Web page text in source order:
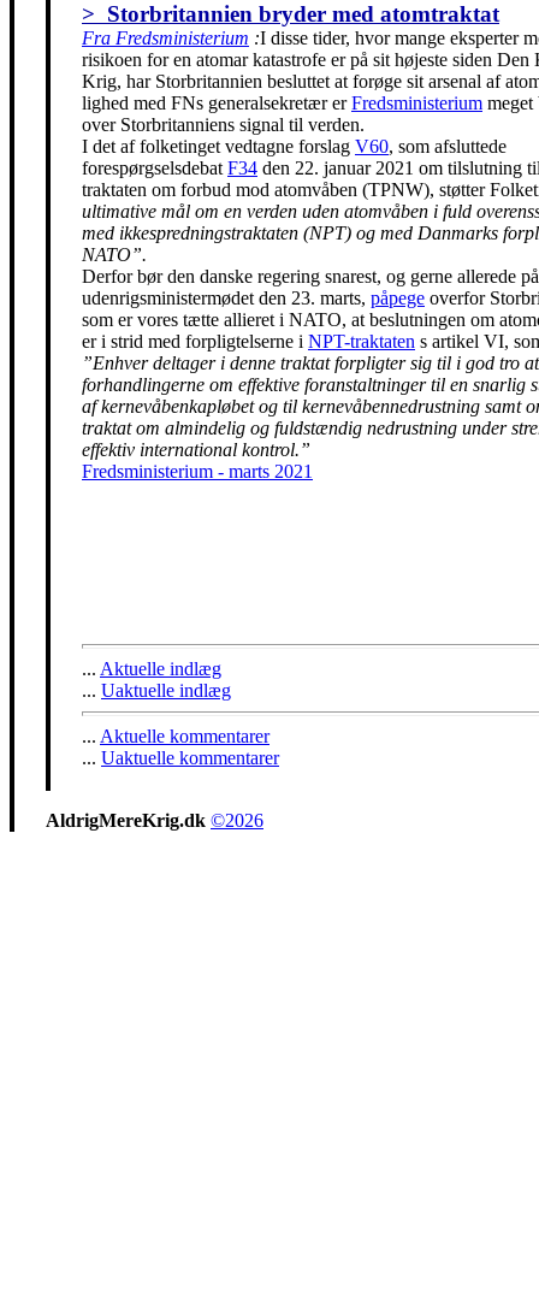
> Storbritannien bryder med atomtraktat
Fra Fredsministerium :I disse tider, hvor mange eksperter
risikoen for en atomar katastrofe er på sit højeste siden Den
Krig, har Storbritannien besluttet at forøge sit arsenal af
lighed med FNs generalsekretær erFredsministerium meget
over Storbritanniens signal til verden.
I det af folketinget vedtagne forslag V60, som afsluttede
forespørgselsdebat F34 den 22. januar 2021 om tilslutning
traktaten om forbud mod atomvåben (TPNW), støtter
ultimative mål om en verden uden atomvåben i fuld
med ikkespredningstraktaten (NPT) og med Danmarks
NATO”.
Derfor bør den danske regering snarest, og gerne allerede på
udenrigsministermødet den 23. marts, påpege overfor
som er vores tætte allieret i NATO, at beslutningen om
er i strid med forpligtelserne i NPT-traktaten s artikel VI,
”Enhver deltager i denne traktat forpligter sig til i god tro
forhandlingerne om effektive foranstaltninger til en snarlig
af kernevåbenkapløbet og til kernevåbennedrustning samt
traktat om almindelig og fuldstændig nedrustning under
effektiv international kontrol.”
Fredsministerium - marts 2021
... Aktuelle indlæg
... Uaktuelle indlæg
... Aktuelle kommentarer
... Uaktuelle kommentarer
AldrigMereKrig.dk ©2026